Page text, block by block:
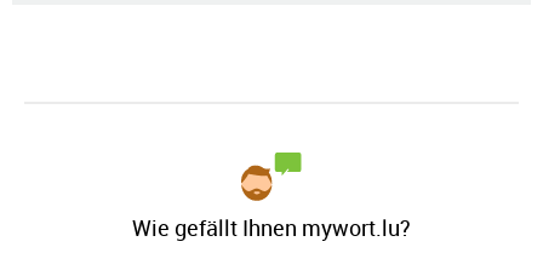
Wie gefällt Ihnen mywort.lu?